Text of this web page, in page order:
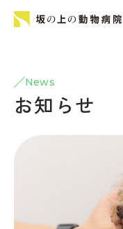
News
お知らせ